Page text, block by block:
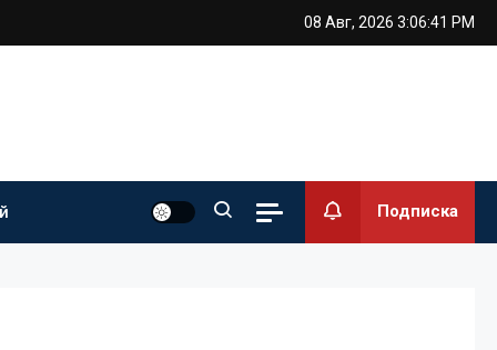
08 Авг, 2026 3:06:42 PM
Подписка